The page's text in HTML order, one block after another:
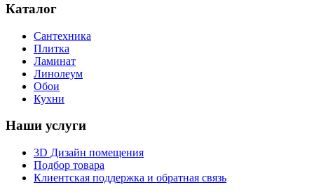
Каталог
Сантехника
Плитка
Ламинат
Линолеум
Обои
Кухни
Наши услуги
3D Дизайн помещения
Подбор товара
Клиентская поддержка и обратная связь